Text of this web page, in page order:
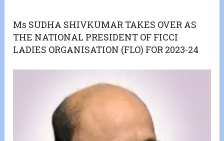
Ms SUDHA SHIVKUMAR TAKES OVER AS
THE NATIONAL PRESIDENT OF FICCI
LADIES ORGANISATION (FLO) FOR 2023-24